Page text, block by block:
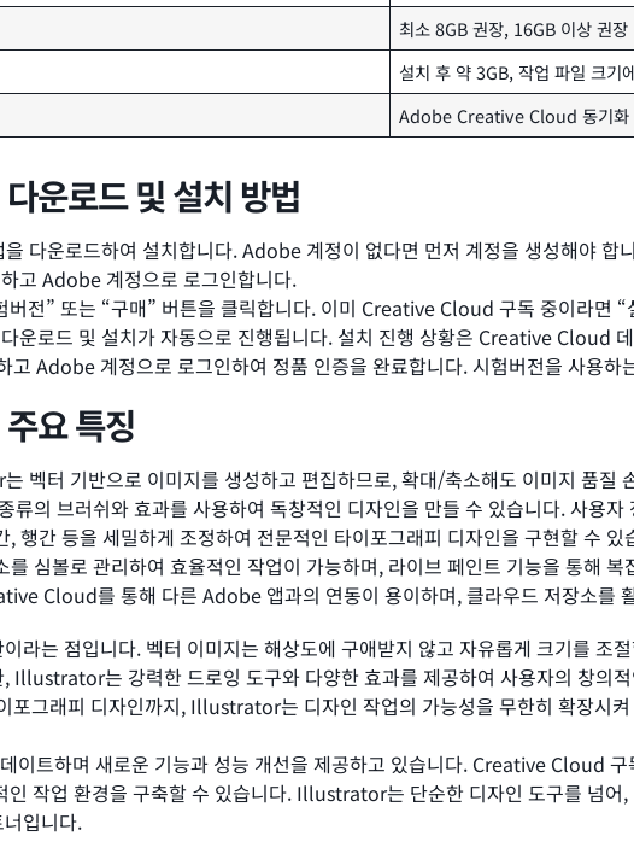
최소 8GB 권장, 16GB 이상 권
설치 후 약 3GB, 작업 파일 크기
Adobe Creative Cloud 동기화
운로드 및 설치 방법
다운로드하여 설치합니다. Adobe 계정이 없다면 먼저 계정을 생성해야 합
고 Adobe 계정으로 로그인합니다.
전” 또는 “구매” 버튼을 클릭합니다. 이미 Creative Cloud 구독 중이라면 “
로드 및 설치가 자동으로 진행됩니다. 설치 진행 상황은 Creative Cloud
Adobe 계정으로 로그인하여 정품 인증을 완료합니다. 시험버전을 사용하
요 특징
벡터 기반으로 이미지를 생성하고 편집하므로, 확대/축소해도 이미지 품질
류의 브러쉬와 효과를 사용하여 독창적인 디자인을 만들 수 있습니다. 사용
, 행간 등을 세밀하게 조정하여 전문적인 타이포그래피 디자인을 구현할 수 있
를 심볼로 관리하여 효율적인 작업이 가능하며, 라이브 페인트 기능을 통해
Cloud를 통해 다른 Adobe 앱과의 연동이 용이하며, 클라우드 저장소를
는 점입니다. 벡터 이미지는 해상도에 구애받지 않고 자유롭게 크기를 조
Illustrator는 강력한 드로잉 도구와 다양한 효과를 제공하여 사용자의 창의
포그래피 디자인까지, Illustrator는 디자인 작업의 가능성을 무한히 확장시
트하며 새로운 기능과 성능 개선을 제공하고 있습니다. Creative Cloud 구
작업 환경을 구축할 수 있습니다. Illustrator는 단순한 디자인 도구를 넘어
입니다.